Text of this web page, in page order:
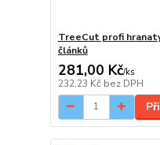
TreeCut profi
článků
281,00 Kč/ks
232,23 Kč bez DPH